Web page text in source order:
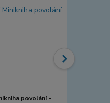
povolání -